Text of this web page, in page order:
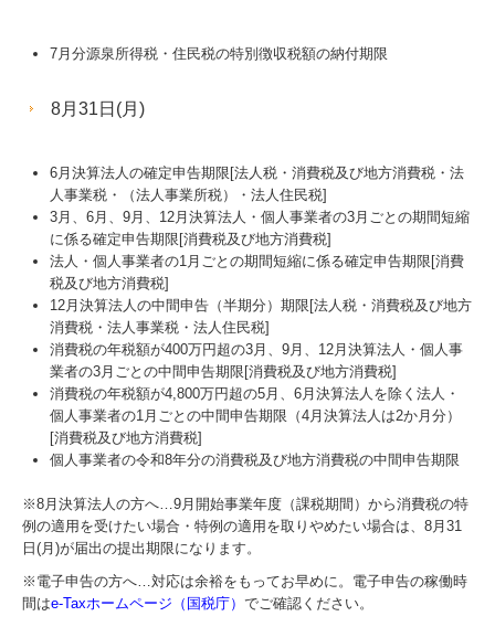
7月分源泉所得税・住民税の特別徴収税額の納付期限
8月31日(月)
6月決算法人の確定申告期限[法人税・消費税及び地方消費税・法
人事業税・（法人事業所税）・法人住民税]
3月、6月、9月、12月決算法人・個人事業者の3月ごとの期間短縮
に係る確定申告期限[消費税及び地方消費税]
法人・個人事業者の1月ごとの期間短縮に係る確定申告期限[消費
税及び地方消費税]
12月決算法人の中間申告（半期分）期限[法人税・消費税及び地方
消費税・法人事業税・法人住民税]
消費税の年税額が400万円超の3月、9月、12月決算法人・個人事
業者の3月ごとの中間申告期限[消費税及び地方消費税]
消費税の年税額が4,800万円超の5月、6月決算法人を除く法人・
個人事業者の1月ごとの中間申告期限（4月決算法人は2か月分）
[消費税及び地方消費税]
個人事業者の令和8年分の消費税及び地方消費税の中間申告期限
※8月決算法人の方へ…9月開始事業年度（課税期間）から消費税の特
例の適用を受けたい場合・特例の適用を取りやめたい場合は、8月31
日(月)が届出の提出期限になります。
※電子申告の方へ…対応は余裕をもってお早めに。電子申告の稼働時
間はe-Taxホームページ（国税庁） でご確認ください。